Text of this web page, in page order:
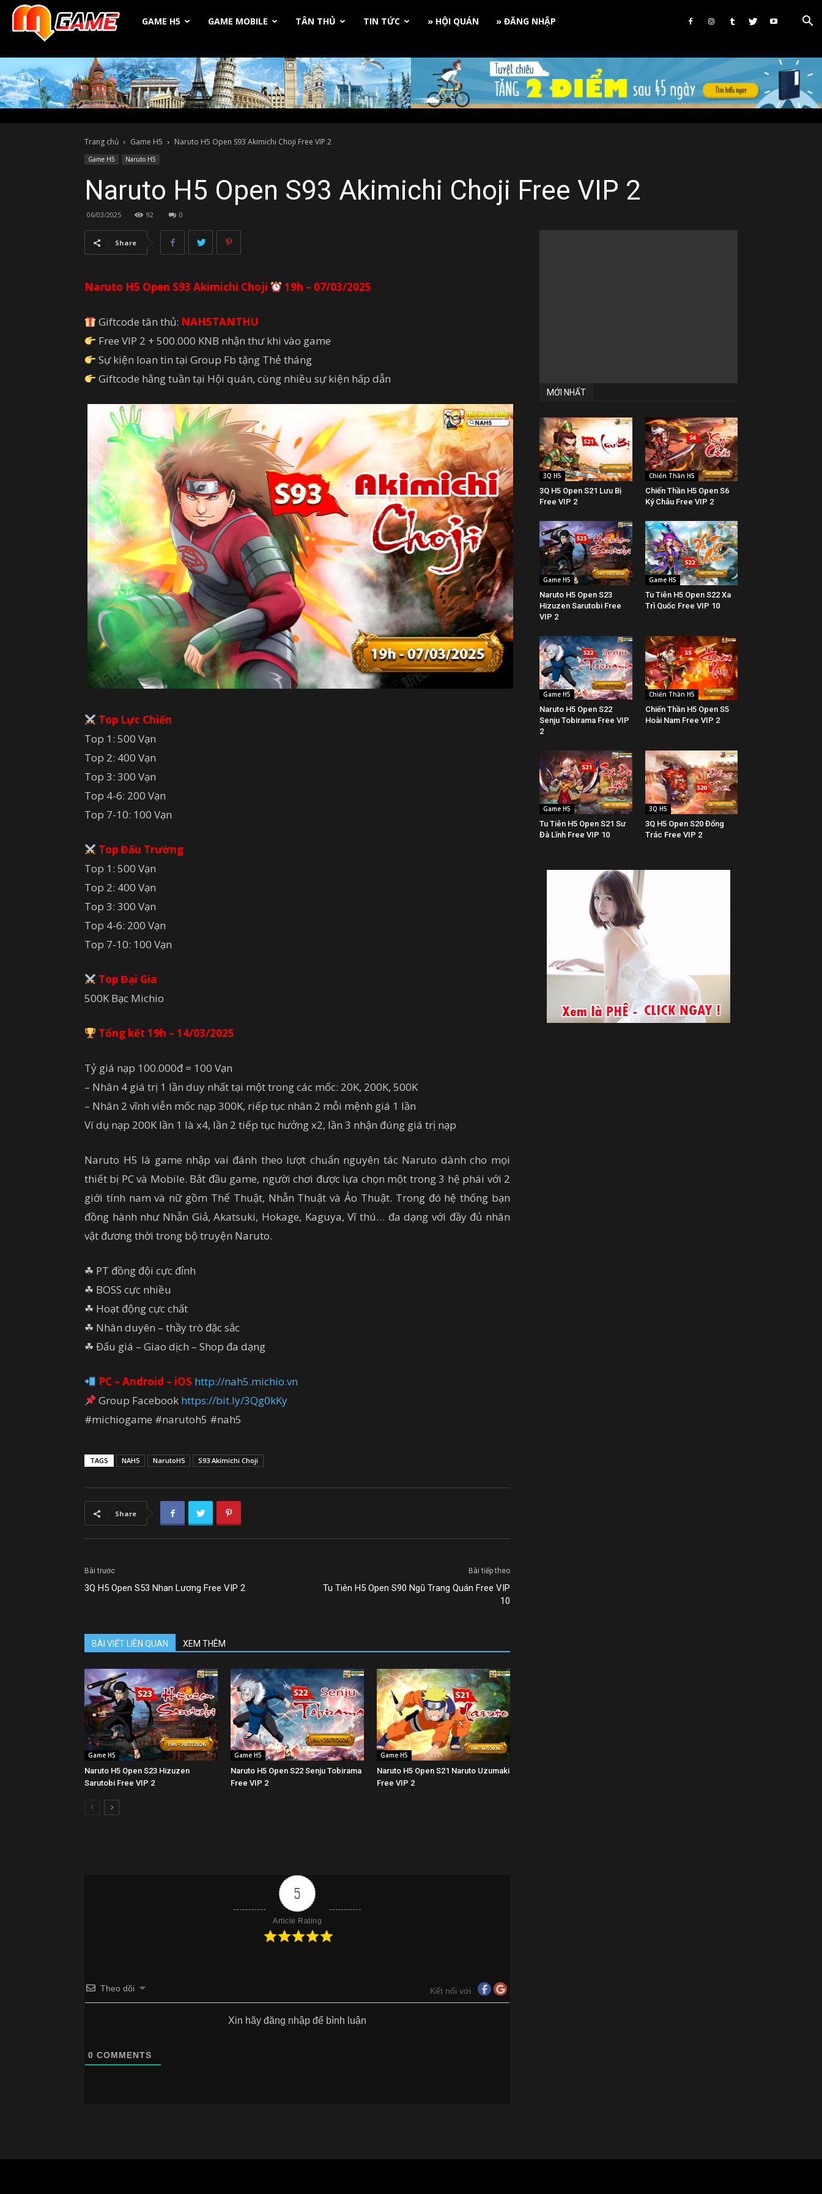
Michio
Game
GAME H5 GAME MOBILE TÂN THỦ TIN TỨC » HỘI QUÁN » ĐĂNG NHẬP
Trang chủ Game H5 Naruto H5 Open S93 Akimichi Choji Free VIP 2
Game H5 Naruto H5
Naruto H5 Open S93 Akimichi Choji Free VIP 2
06/03/2025 92 0
Share
Naruto H5 Open S93 Akimichi Choji 19h – 07/03/2025
Giftcode tân thủ: NAH5TANTHU
Free VIP 2 + 500.000 KNB nhận thư khi vào game
Sự kiện loan tin tại Group Fb tặng Thẻ tháng
Giftcode hằng tuần tại Hội quán, cùng nhiều sự kiện hấp dẫn
Top Lực Chiến
Top 1: 500 Vạn
Top 2: 400 Vạn
Top 3: 300 Vạn
Top 4-6: 200 Vạn
Top 7-10: 100 Vạn
Top Đấu Trường
Top 1: 500 Vạn
Top 2: 400 Vạn
Top 3: 300 Vạn
Top 4-6: 200 Vạn
Top 7-10: 100 Vạn
Top Đại Gia
500K Bạc Michio
Tổng kết 19h – 14/03/2025
Tỷ giá nạp 100.000đ = 100 Vạn
– Nhân 4 giá trị 1 lần duy nhất tại một trong các mốc: 20K, 200K, 500K
– Nhân 2 vĩnh viễn mốc nạp 300K, riếp tục nhân 2 mỗi mệnh giá 1 lần
Ví dụ nạp 200K lần 1 là x4, lần 2 tiếp tục hưởng x2, lần 3 nhận đúng giá trị nạp
Naruto H5 là game nhập vai đánh theo lượt chuẩn nguyên tác Naruto dành cho mọi
thiết bị PC và Mobile. Bắt đầu game, người chơi được lựa chọn một trong 3 hệ phái với 2
giới tính nam và nữ gồm Thể Thuật, Nhẫn Thuật và Ảo Thuật. Trong đó hệ thống bạn
đồng hành như Nhẫn Giả, Akatsuki, Hokage, Kaguya, Vĩ thú… đa dạng với đầy đủ nhân
vật đương thời trong bộ truyện Naruto.
☘ PT đồng đội cực đỉnh
☘ BOSS cực nhiều
☘ Hoạt động cực chất
☘ Nhân duyên – thầy trò đặc sắc
☘ Đấu giá – Giao dịch – Shop đa dạng
PC – Android – iOS http://nah5.michio.vn
Group Facebook https://bit.ly/3Qg0kKy
#michiogame #narutoh5 #nah5
TAGS NAH5 NarutoH5 S93 Akimichi Choji
Share
Bài trước
3Q H5 Open S53 Nhan Lương Free VIP 2
Bài tiếp theo
Tu Tiên H5 Open S90 Ngũ Trang Quán Free VIP
10
BÀI VIẾT LIÊN QUAN XEM THÊM
Game H5
Naruto H5 Open S23 Hizuzen
Sarutobi Free VIP 2
Game H5
Naruto H5 Open S22 Senju Tobirama
Free VIP 2
Game H5
Naruto H5 Open S21 Naruto Uzumaki
Free VIP 2
5
Article Rating
Theo dõi Kết nối với
Xin hãy đăng nhập để bình luận
0 COMMENTS
MỚI NHẤT
3Q H5
3Q H5 Open S21 Lưu Bị
Free VIP 2
Chiến Thần H5
Chiến Thần H5 Open S6
Ký Châu Free VIP 2
Game H5
Naruto H5 Open S23
Hizuzen Sarutobi Free
VIP 2
Game H5
Tu Tiên H5 Open S22 Xa
Trì Quốc Free VIP 10
Game H5
Naruto H5 Open S22
Senju Tobirama Free VIP
2
Chiến Thần H5
Chiến Thần H5 Open S5
Hoài Nam Free VIP 2
Game H5
Tu Tiên H5 Open S21 Sư
Đà Lĩnh Free VIP 10
3Q H5
3Q H5 Open S20 Đổng
Trác Free VIP 2